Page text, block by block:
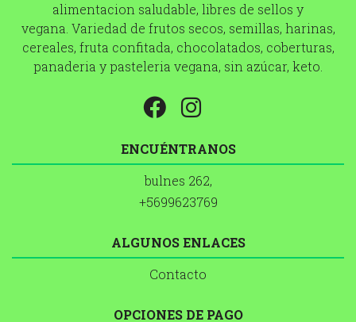
alimentacion saludable, libres de sellos y
vegana. Variedad de frutos secos, semillas, harinas,
cereales, fruta confitada, chocolatados, coberturas,
panaderia y pasteleria vegana, sin azúcar, keto.
ENCUÉNTRANOS
bulnes 262,
+5699623769
ALGUNOS ENLACES
Contacto
OPCIONES DE PAGO